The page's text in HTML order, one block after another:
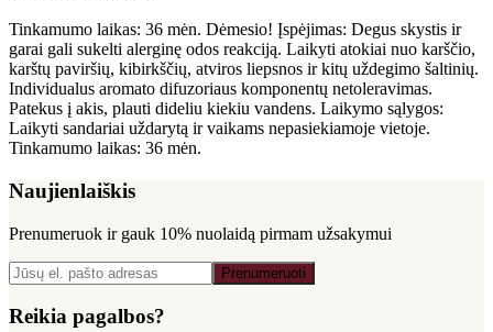
Tinkamumo laikas: 36 mėn. Dėmesio! Įspėjimas: Degus skystis ir
garai gali sukelti alerginę odos reakciją. Laikyti atokiai nuo karščio,
karštų paviršių, kibirkščių, atviros liepsnos ir kitų uždegimo šaltinių.
Individualus aromato difuzoriaus komponentų netoleravimas.
Patekus į akis, plauti dideliu kiekiu vandens. Laikymo sąlygos:
Laikyti sandariai uždarytą ir vaikams nepasiekiamoje vietoje.
Tinkamumo laikas: 36 mėn.
Naujienlaiškis
Prenumeruok ir gauk 10% nuolaidą pirmam užsakymui
Prenumeruoti
Reikia pagalbos?